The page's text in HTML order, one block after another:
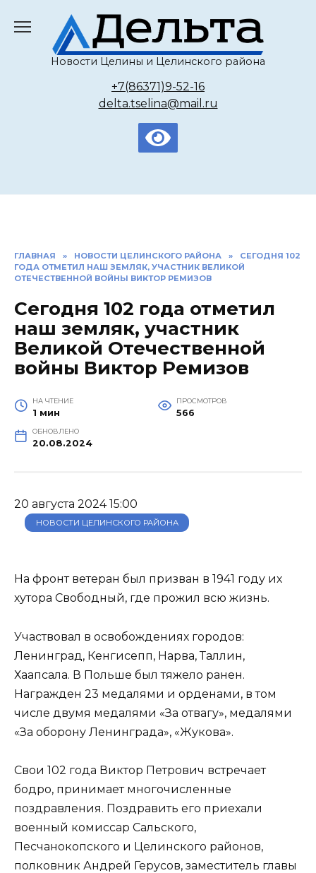
содержанию
Новости Целины и Целинского района
+7(86371)9-52-16
delta.tselina@mail.ru
ГЛАВНАЯ » НОВОСТИ ЦЕЛИНСКОГО РАЙОНА »
СЕГОДНЯ 102
ГОДА ОТМЕТИЛ НАШ ЗЕМЛЯК, УЧАСТНИК ВЕЛИКОЙ
ОТЕЧЕСТВЕННОЙ ВОЙНЫ ВИКТОР РЕМИЗОВ
Сегодня 102 года отметил
наш земляк, участник
Великой Отечественной
войны Виктор Ремизов
НА ЧТЕНИЕ
1 мин
ПРОСМОТРОВ
566
ОБНОВЛЕНО
20.08.2024
20 августа 2024 15:00
НОВОСТИ ЦЕЛИНСКОГО РАЙОНА
На фронт ветеран был призван в 1941 году их
хутора Свободный, где прожил всю жизнь.
Участвовал в освобождениях городов:
Ленинград, Кенгисепп, Нарва, Таллин,
Хаапсала. В Польше был тяжело ранен.
Награжден 23 медалями и орденами, в том
числе двумя медалями «За отвагу», медалями
«За оборону Ленинграда», «Жукова».
Свои 102 года Виктор Петрович встречает
бодро, принимает многочисленные
поздравления. Поздравить его приехали
военный комиссар Сальского,
Песчанокопского и Целинского районов,
полковник Андрей Герусов, заместитель главы